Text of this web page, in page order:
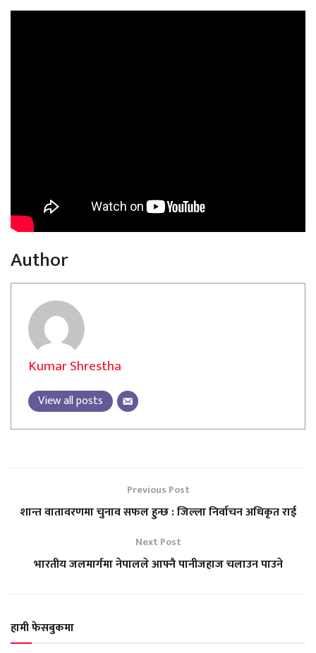
Author
Kumar Shrestha
View all posts
Previous Post
शान्त वातावरणमा चुनाव सफल हुन्छ : जिल्ला निर्वाचन अधिकृत राई
Next Post
भारतीय जलमार्गमा नेपालले आफ्नै पानीजहाज चलाउन पाउने
हामी फेसबुकमा